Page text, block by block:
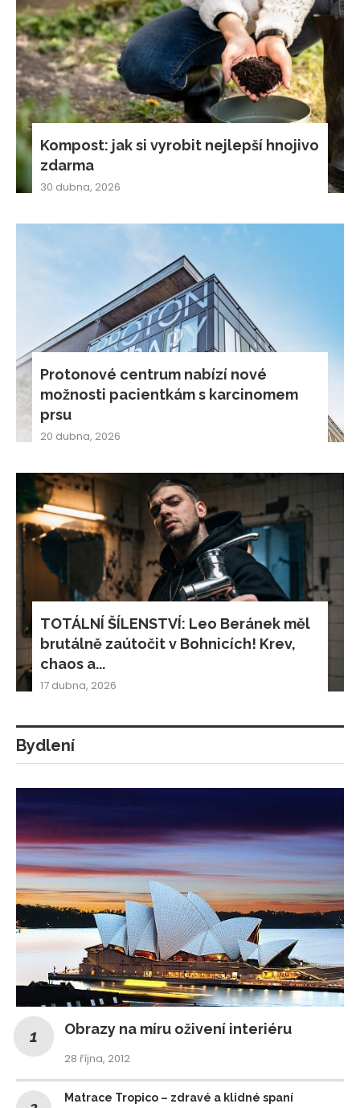
Kompost: jak si vyrobit nejlepší hnojivo
zdarma
30 dubna, 2026
Protonové centrum nabízí nové
možnosti pacientkám s karcinomem
prsu
20 dubna, 2026
TOTÁLNÍ ŠÍLENSTVÍ: Leo Beránek měl
brutálně zaútočit v Bohnicích! Krev,
chaos a...
17 dubna, 2026
Bydlení
Obrazy na míru oživení interiéru
28 října, 2012
Matrace Tropico – zdravé a klidné spaní